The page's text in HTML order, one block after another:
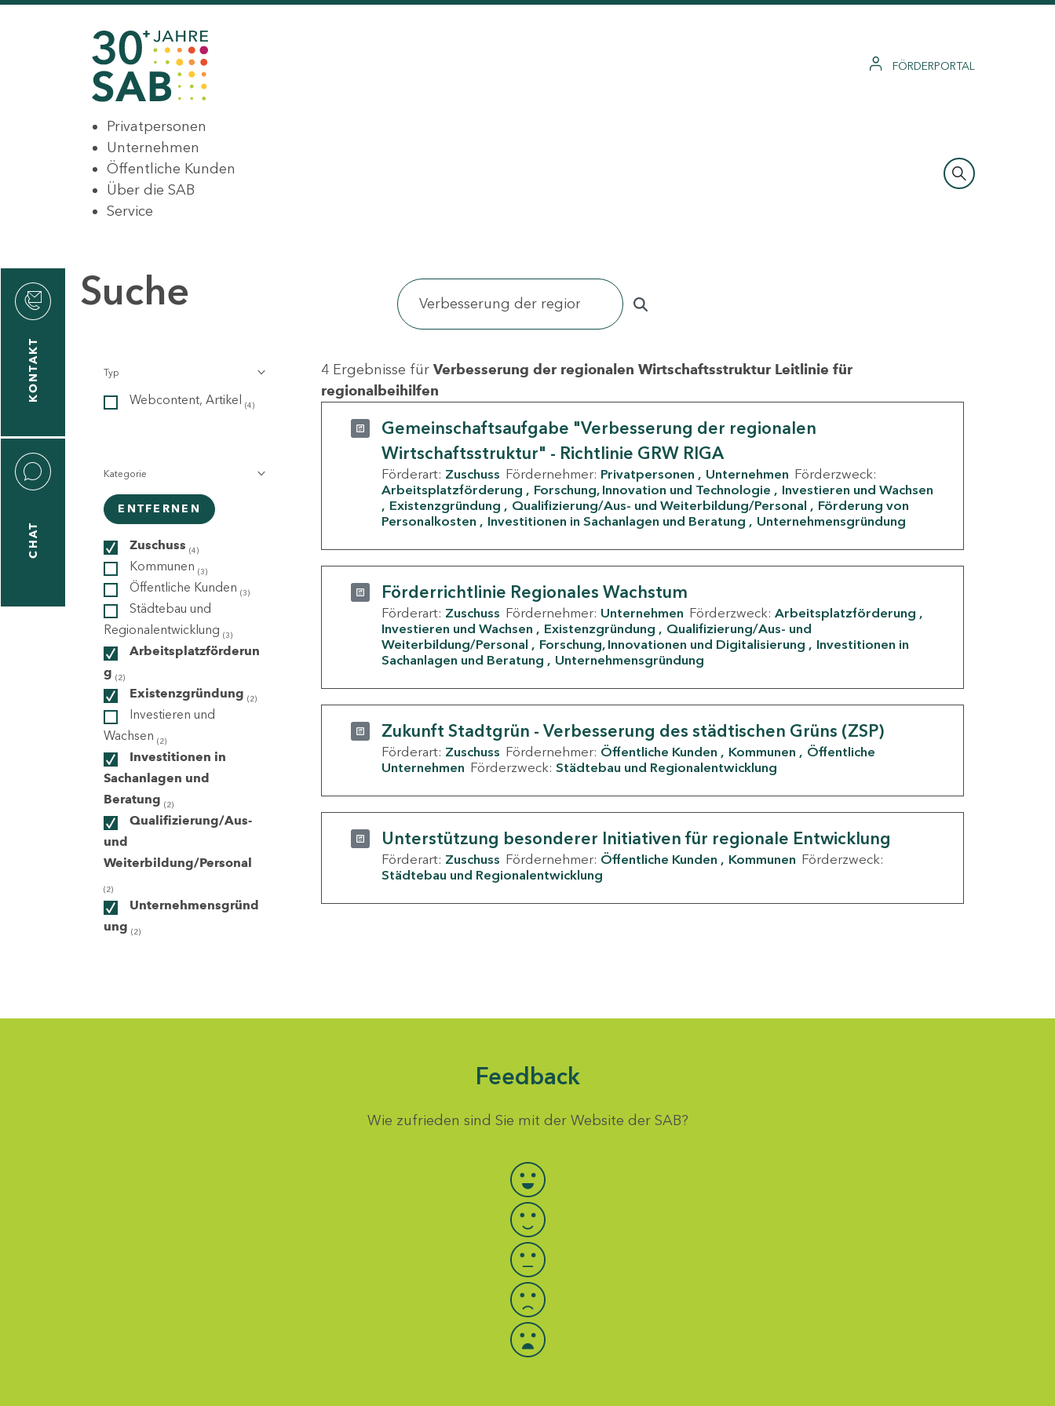
FÖRDERPORTAL
Privatpersonen
Unternehmen
Öffentliche Kunden
Über die SAB
Service
KONTAKT
CHAT
Suche
Typ
Webcontent, Artikel (4)
Kategorie
ENTFERNEN
Zuschuss (4)
Kommunen (3)
Öffentliche Kunden (3)
Städtebau und
Regionalentwicklung (3)
Arbeitsplatzförderun
g (2)
Existenzgründung (2)
Investieren und
Wachsen (2)
Investitionen in
Sachanlagen und
Beratung (2)
Qualifizierung/Aus-
und
Weiterbildung/Personal
(2)
Unternehmensgründ
ung (2)
4 Ergebnisse für Verbesserung der regionalen Wirtschaftsstruktur Leitlinie für
regionalbeihilfen
Gemeinschaftsaufgabe "Verbesserung der regionalen
Wirtschaftsstruktur" - Richtlinie GRW RIGA
Förderart: Zuschuss Fördernehmer: Privatpersonen Unternehmen Förderzweck:
Arbeitsplatzförderung
Forschung, Innovation und Technologie
Investieren und Wachsen
Existenzgründung
Qualifizierung/Aus- und Weiterbildung/Personal
Förderung von
Personalkosten
Investitionen in Sachanlagen und Beratung Unternehmensgründung
Förderrichtlinie Regionales Wachstum
Förderart: Zuschuss Fördernehmer: Unternehmen Förderzweck: Arbeitsplatzförderung
Investieren und Wachsen
Existenzgründung
Qualifizierung/Aus- und
Weiterbildung/Personal
Forschung, Innovationen und Digitalisierung
Investitionen in
Sachanlagen und Beratung
Unternehmensgründung
Zukunft Stadtgrün - Verbesserung des städtischen Grüns (ZSP)
Förderart: Zuschuss Fördernehmer: Öffentliche Kunden Kommunen
Öffentliche
Unternehmen Förderzweck: Städtebau und Regionalentwicklung
Unterstützung besonderer Initiativen für regionale Entwicklung
Förderart: Zuschuss Fördernehmer: Öffentliche Kunden Kommunen Förderzweck:
Städtebau und Regionalentwicklung
Feedback
Wie zufrieden sind Sie mit der Website der SAB?
Bewertung auswählen